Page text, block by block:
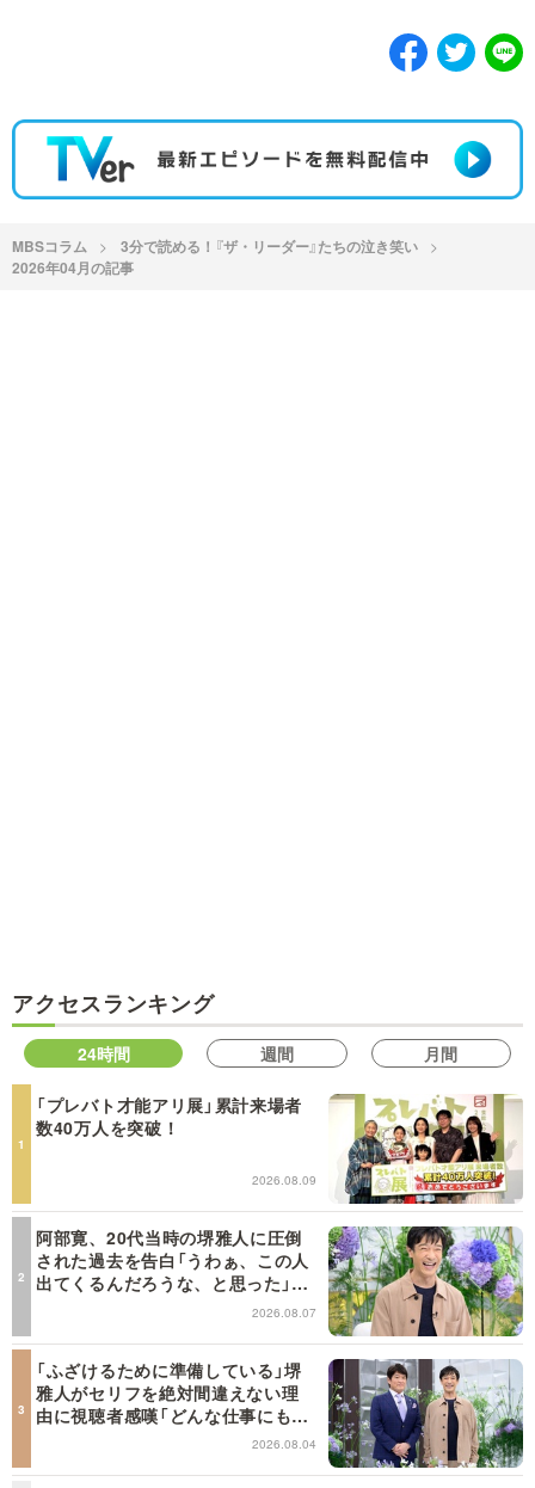
MBSコラム
3分で読める！『ザ・リーダー』たちの泣き笑い
2026年04月の記事
アクセスランキング
24時間 週間 月間
「プレバト才能アリ展」累計来場者
数40万人を突破！
2026.08.09
阿部寛、20代当時の堺雅人に圧倒
された過去を告白「うわぁ、この人
出てくるんだろうな、と思った」
2026.08.07
「ふざけるために準備している」堺
雅人がセリフを絶対間違えない理
由に視聴者感嘆「どんな仕事にも当
てはまる」【日曜日の初耳学】2026.08.04